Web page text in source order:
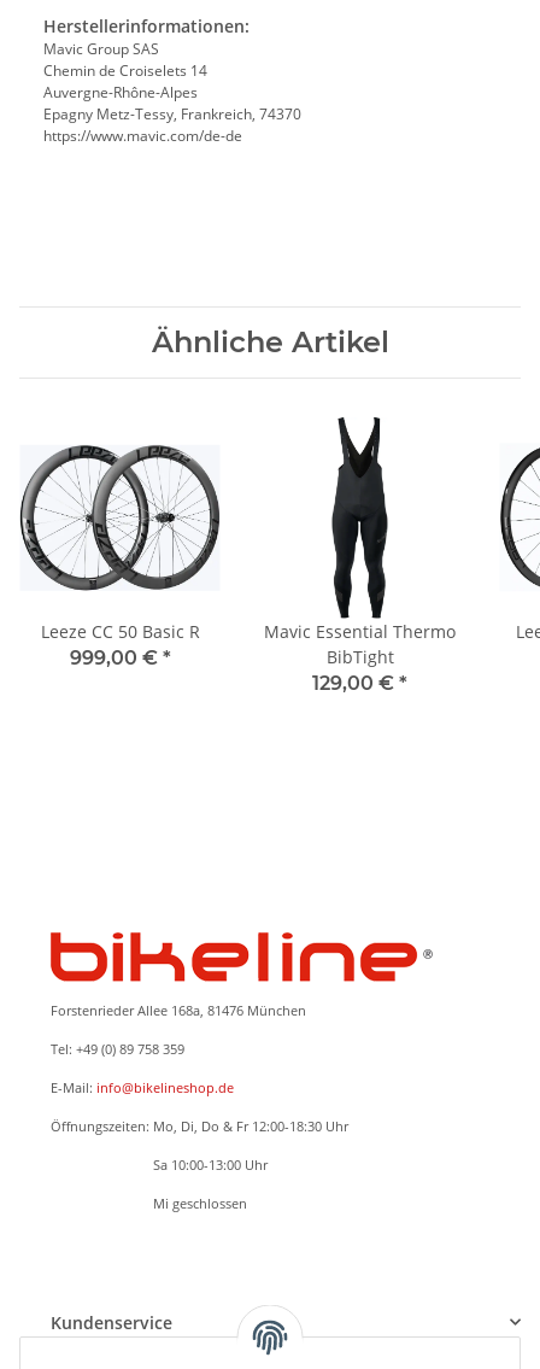
Herstellerinformationen:
Mavic Group SAS
Chemin de Croiselets 14
Auvergne-Rhône-Alpes
Epagny Metz-Tessy, Frankreich, 74370
https://www.mavic.com/de-de
Ähnliche Artikel
Leeze CC 50 Basic R
999,00 € *
Mavic Essential Thermo
BibTight
129,00 € *
Forstenrieder Allee 168a, 81476 München
Tel: +49 (0) 89 758 359
E-Mail: info@bikelineshop.de
Öffnungszeiten: Mo, Di, Do & Fr 12:00-18:30 Uhr
Sa 10:00-13:00 Uhr
Mi geschlossen
Kundenservice